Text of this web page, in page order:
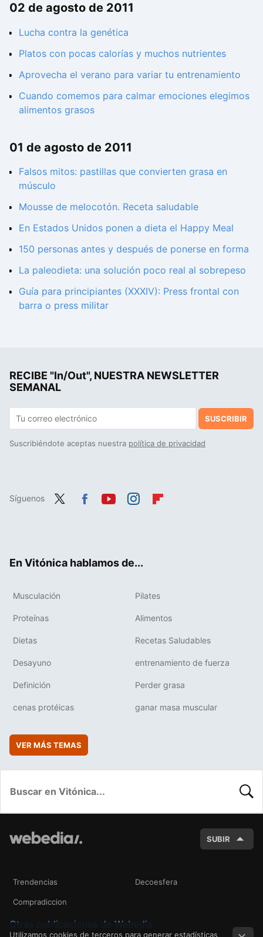
02 de agosto de 2011
Lucha contra la genética
Platos con pocas calorías y muchos nutrientes
Aprovecha el verano para variar tu entrenamiento
Cuando comemos para calmar emociones elegimos
alimentos grasos
01 de agosto de 2011
Falsos mitos: pastillas que convierten grasa en
músculo
Mousse de melocotón. Receta saludable
En Estados Unidos ponen a dieta el Happy Meal
150 personas antes y después de ponerse en forma
La paleodieta: una solución poco real al sobrepeso
Guía para principiantes (XXXIV): Press frontal con
barra o press militar
RECIBE "In/Out", NUESTRA NEWSLETTER
SEMANAL
SUSCRIBIR
Suscribiéndote aceptas nuestra política de privacidad
Síguenos
En Vitónica hablamos de...
Musculación Pilates
Proteínas Alimentos
Dietas Recetas Saludables
Desayuno entrenamiento de fuerza
Definición Perder grasa
cenas protéicas ganar masa muscular
VER MÁS TEMAS
SUBIR
Trendencias Decoesfera
Compradiccion
Otras publicaciones de Webedia
Utilizamos cookies de terceros para generar estadísticas